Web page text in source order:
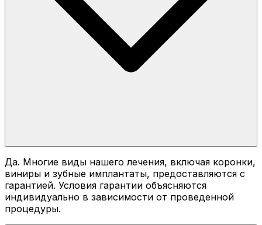
Да. Многие виды нашего лечения, включая коронки,
виниры и зубные имплантаты, предоставляются с
гарантией. Условия гарантии объясняются
индивидуально в зависимости от проведенной
процедуры.